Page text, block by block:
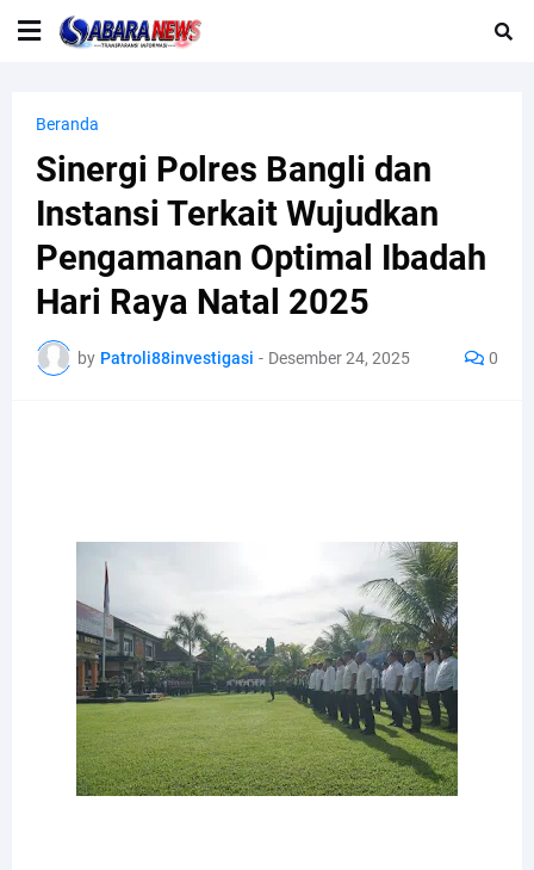
Beranda
Sinergi Polres Bangli dan
Instansi Terkait Wujudkan
Pengamanan Optimal Ibadah
Hari Raya Natal 2025
by Patroli88investigasi - Desember 24, 2025 0